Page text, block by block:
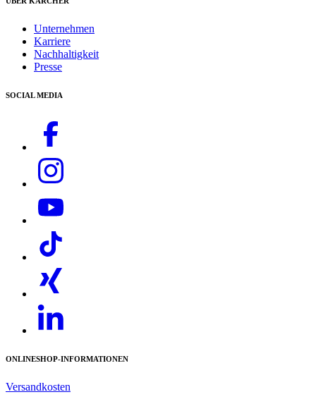
FAQ
Kontakt
Unternehmen
Karriere
Nachhaltigkeit
Presse
SOCIAL MEDIA
ONLINESHOP-INFORMATIONEN
Versandkosten